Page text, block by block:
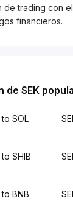
de trading con
financieros.
de SEK
to SOL
to SHIB
to BNB